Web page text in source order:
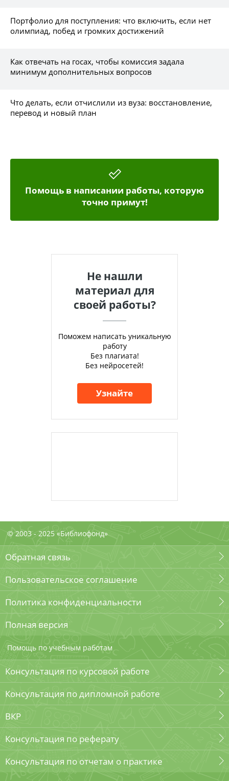
Портфолио для поступления: что включить, если нет
олимпиад, побед и громких достижений
Как отвечать на госах, чтобы комиссия задала
минимум дополнительных вопросов
Что делать, если отчислили из вуза: восстановление,
перевод и новый план
Помощь в написании работы, которую
точно примут!
Не нашли
материал для
своей работы?
Поможем написать уникальную
работу
Без плагиата!
Без нейросетей!
Узнайте
© 2003 - 2025 «Библиофонд»
Обратная связь
Пользовательское соглашение
Политика конфиденциальности
Полная версия
Помощь по учебным работам
Консультация по курсовой работе
Консультация по дипломной работе
ВКР
Консультация по реферату
Консультация по отчетам о практике